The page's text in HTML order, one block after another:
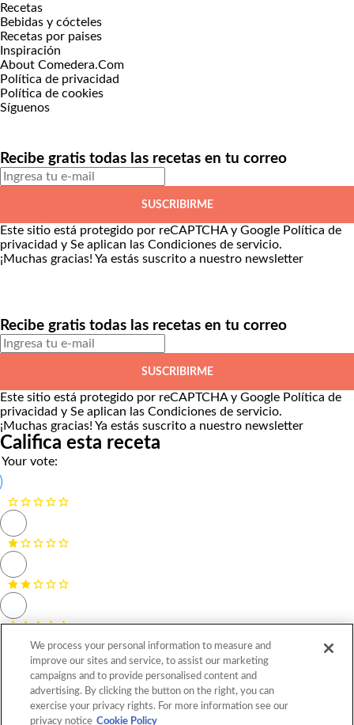
Recetas
Bebidas y cócteles
Recetas por paises
Inspiración
About Comedera.Com
Política de privacidad
Política de cookies
Síguenos
Recibe gratis todas las recetas en tu correo
SUSCRIBIRME
Este sitio está protegido por reCAPTCHA y Google Política de
privacidad y Se aplican las Condiciones de servicio.
¡Muchas gracias! Ya estás suscrito a nuestro newsletter
Recibe gratis todas las recetas en tu correo
SUSCRIBIRME
Este sitio está protegido por reCAPTCHA y Google Política de
privacidad y Se aplican las Condiciones de servicio.
¡Muchas gracias! Ya estás suscrito a nuestro newsletter
Califica esta receta
Your vote:
We process your personal information to measure and
improve our sites and service, to assist our marketing
campaigns and to provide personalised content and
advertising. By clicking the button on the right, you can
exercise your privacy rights. For more information see our
privacy notice Cookie Policy